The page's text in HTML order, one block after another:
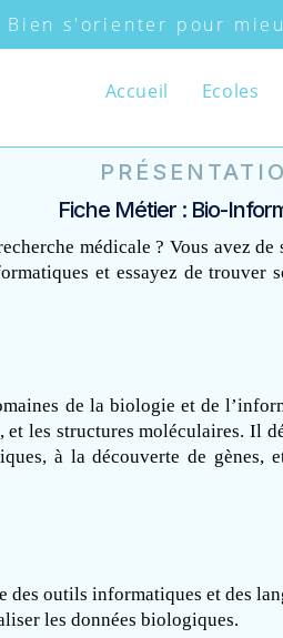
Bien s'orienter pour
Accueil Ecoles
Fiche Métier : Bio-
médicale ? Vous avez
et essayez de
de la biologie et de
et les structures moléculaires.
à la découverte de
outils informatiques et des
les données biologiques.